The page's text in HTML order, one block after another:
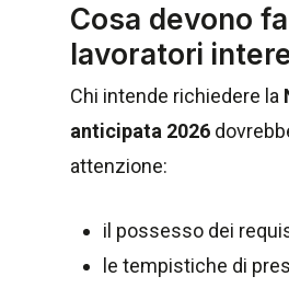
Cosa devono
lavoratori
Chi intende richiedere la
anticipata 2026
attenzione:
il possesso dei
le tempistiche di